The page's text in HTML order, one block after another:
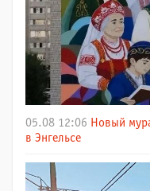
05.08 12:06 Новый
в Энгельсе